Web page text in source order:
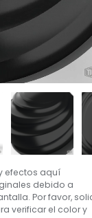
efectos aquí
debido a
Por favor,
verificar el color y